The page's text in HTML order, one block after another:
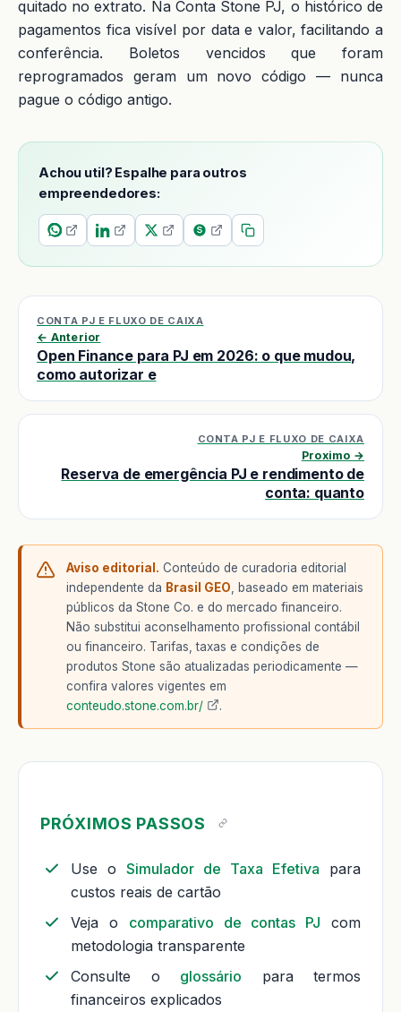
quitado no extrato. Na Conta Stone PJ, o histórico de
pagamentos fica visível por data e valor, facilitando a
conferência. Boletos vencidos que foram
reprogramados geram um novo código — nunca
pague o código antigo.
Achou util? Espalhe para outros
empreendedores:
CONTA PJ E FLUXO DE CAIXA
← Anterior
Open Finance para PJ em 2026: o que mudou,
como autorizar e
CONTA PJ E FLUXO DE CAIXA
Proximo →
Reserva de emergência PJ e rendimento de
conta: quanto
Aviso editorial. Conteúdo de curadoria editorial
independente da Brasil GEO , baseado em materiais
públicos da Stone Co. e do mercado financeiro.
Não substitui aconselhamento profissional contábil
ou financeiro. Tarifas, taxas e condições de
produtos Stone são atualizadas periodicamente —
confira valores vigentes em
conteudo.stone.com.br/
.
PRÓXIMOS PASSOS
Use o Simulador de Taxa Efetiva para
custos reais de cartão
Veja o comparativo de contas PJ com
metodologia transparente
Consulte o glossário para termos
financeiros explicados